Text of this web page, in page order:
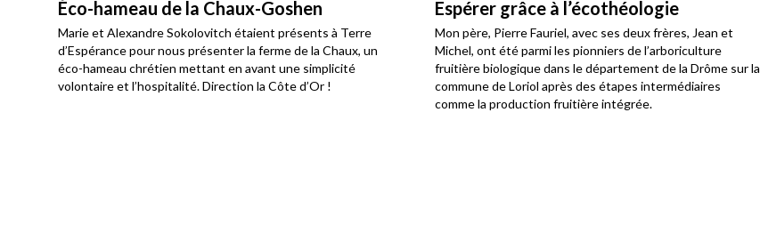
Éco-hameau de la Chaux-Goshen
Marie et Alexandre Sokolovitch étaient présents à Terre
d’Espérance pour nous présenter la ferme de la Chaux, un
éco-hameau chrétien mettant en avant une simplicité
volontaire et l’hospitalité. Direction la Côte d’Or !
Espérer grâce à l’écothéologie
Mon père, Pierre Fauriel, avec ses deux frères, Jean et
Michel, ont été parmi les pionniers de l’arboriculture
fruitière biologique dans le département de la Drôme sur la
commune de Loriol après des étapes intermédiaires
comme la production fruitière intégrée.